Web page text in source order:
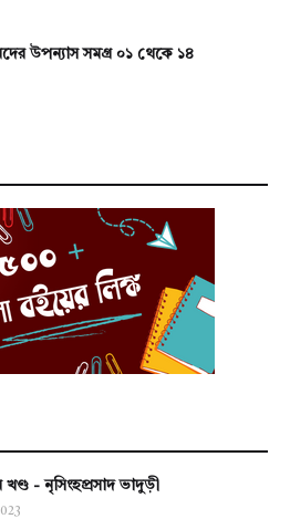
উপন্যাস সমগ্র ০১ থেকে ১৪
- নৃসিংহপ্রসাদ ভাদুড়ী